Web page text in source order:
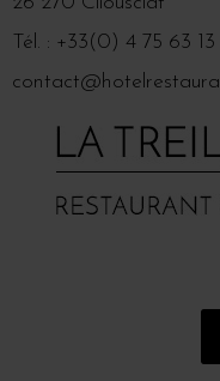
Tél. : +33(0) 4 75 63 13